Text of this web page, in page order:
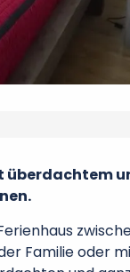
Familie oder